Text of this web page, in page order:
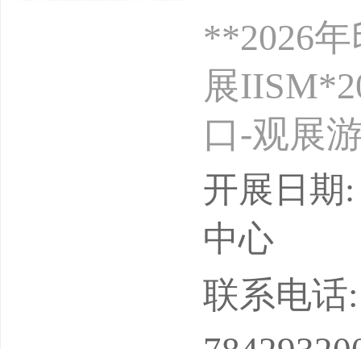
**2026
展
口-观展
25展出
年一届
会）、
位：北
开展日期
中心
联系电话